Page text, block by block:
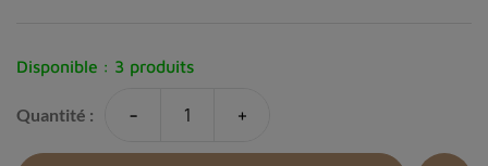
Disponible : 3 produits
Quantité : - +